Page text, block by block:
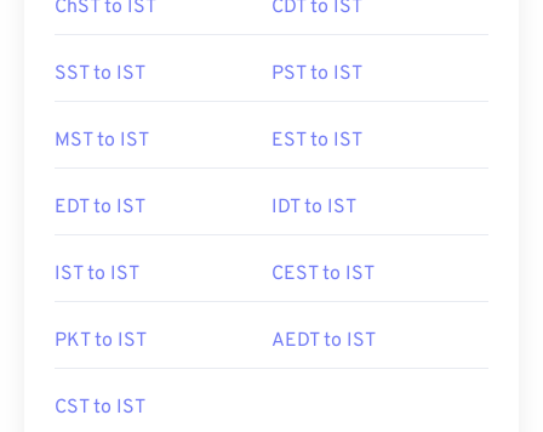
ChST to IST CDT to IST
SST to IST PST to IST
MST to IST EST to IST
EDT to IST IDT to IST
IST to IST CEST to IST
PKT to IST AEDT to IST
CST to IST